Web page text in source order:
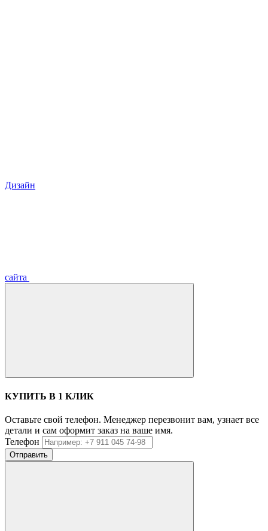
Дизайн
сайта
КУПИТЬ В 1 КЛИК
Оставьте свой телефон. Менеджер перезвонит вам, узнает все
детали и сам оформит заказ на ваше имя.
Телефон
Отправить